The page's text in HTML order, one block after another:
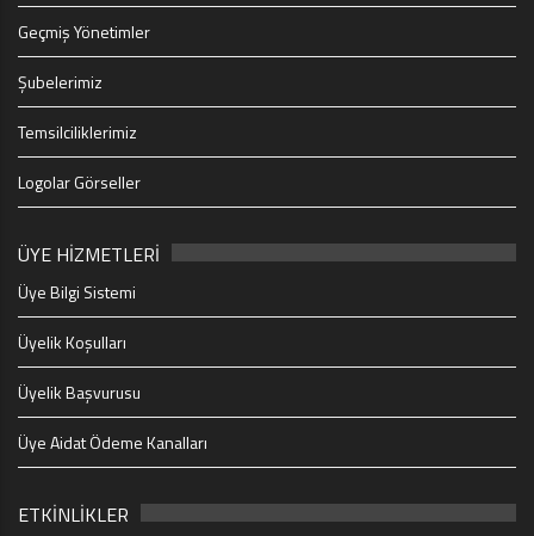
Geçmiş Yönetimler
Şubelerimiz
Temsilciliklerimiz
Logolar Görseller
ÜYE HİZMETLERİ
Üye Bilgi Sistemi
Üyelik Koşulları
Üyelik Başvurusu
Üye Aidat Ödeme Kanalları
ETKİNLİKLER